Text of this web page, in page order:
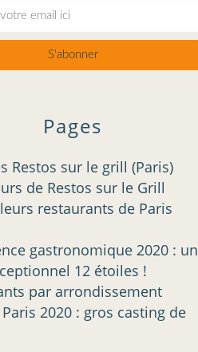
Pages
Restos sur le grill (Paris)
de Restos sur le Grill
restaurants de Paris
gastronomique 2020 : un
12 étoiles !
par arrondissement
2020 : gros casting de